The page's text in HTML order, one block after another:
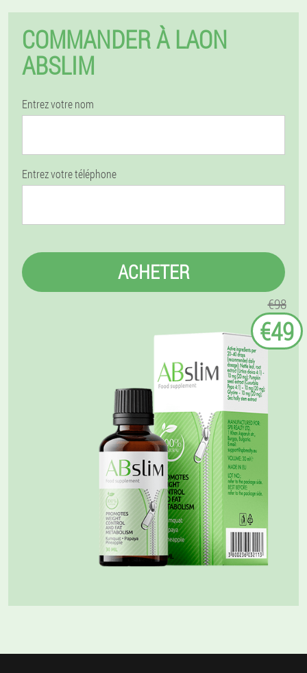
COMMANDER À LAON
ABSLIM
Entrez votre nom
Entrez votre téléphone
ACHETER
€98
€49